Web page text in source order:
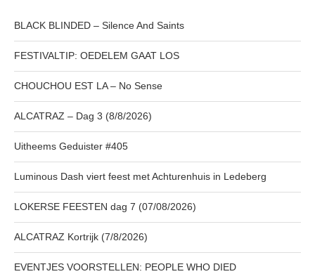
BLACK BLINDED – Silence And Saints
FESTIVALTIP: OEDELEM GAAT LOS
CHOUCHOU EST LA – No Sense
ALCATRAZ – Dag 3 (8/8/2026)
Uitheems Geduister #405
Luminous Dash viert feest met Achturenhuis in Ledeberg
LOKERSE FEESTEN dag 7 (07/08/2026)
ALCATRAZ Kortrijk (7/8/2026)
EVENTJES VOORSTELLEN: PEOPLE WHO DIED